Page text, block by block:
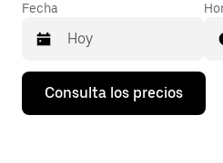
Fecha
Pulsa
flecha
Consulta los precios